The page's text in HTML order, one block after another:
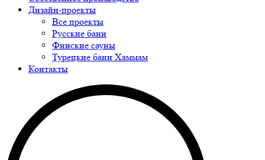
Дизайн-проекты
Все проекты
Русские бани
Финские сауны
Турецкие бани Хаммам
Контакты